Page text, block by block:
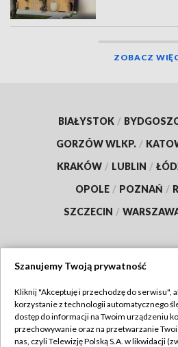
ZOBACZ
BIAŁYSTOK /
GORZÓW WLKP. /
KRAKÓW / LUBLIN /
OPOLE / POZNAŃ /
SZCZECIN /
TVP
Abonament TVP
Regulamin
Szanujemy Twoją prywatność
Kliknij "Akceptuję i przechodzę do serwisu",
korzystanie z technologii automatycznego
dostęp do informacji na Twoim urządzeniu
przechowywanie oraz na przetwarzanie
nas, czyli Telewizję Polską S.A. w likwidacji